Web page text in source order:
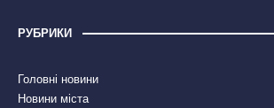
РУБРИКИ
Головні новини
Новини міста